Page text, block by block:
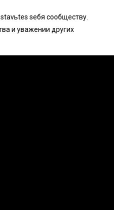
seбя сообществу.
и уважении других